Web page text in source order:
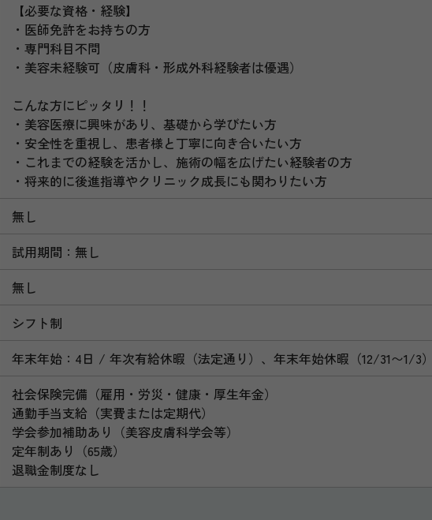
【必要な資格・経験】
・医師免許をお持ちの方
・専門科目不問
・美容未経験可（皮膚科・形成外科経験者は優遇）
こんな方にピッタリ！！
・美容医療に興味があり、基礎から学びたい方
・安全性を重視し、患者様と丁寧に向き合いたい方
・これまでの経験を活かし、施術の幅を広げたい経験者の方
・将来的に後進指導やクリニック成長にも関わりたい方
無し
試用期間：無し
無し
シフト制
年末年始：4日
年次有給休暇（法定通り）、年末年始休暇（12/31〜1/3
社会保険完備（雇用・労災・健康・厚生年金）
通勤手当支給（実費または定期代）
学会参加補助あり（美容皮膚科学会等）
定年制あり（65歳）
退職金制度なし